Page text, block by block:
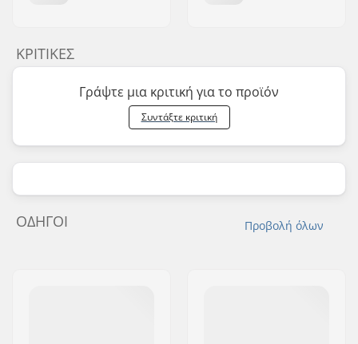
ΚΡΙΤΙΚΈΣ
Γράψτε μια κριτική για το προϊόν
Συντάξτε κριτική
Προβολή όλων
ΟΔΗΓΟΊ